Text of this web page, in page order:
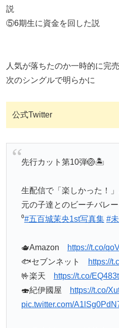
説
⑤6期生に資金を回した説
人気が落ちたのか一時的に完
次のシングルで明らかに
公式Twitter
先行カット第10弾🏐🏝️
生配信で「楽しかった！
元の子達とのビーチバレ
⁰#五百城茉央1st写真集 #
🫖Amazon
https://t.co/
🐟セブンネット
https://
🤟楽天
https://t.co/
🍣紀伊國屋
https://t.co/
pic.twitter.com/